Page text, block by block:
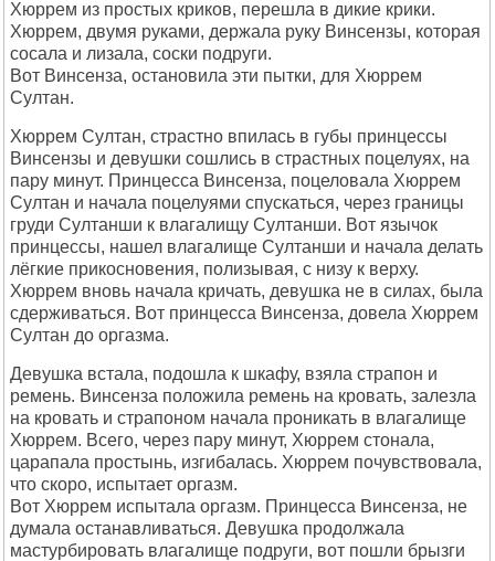
Хюррем из простых криков, перешла в дикие крики.
Хюррем, двумя руками, держала руку Винсензы, которая
сосала и лизала, соски подруги.
Вот Винсенза, остановила эти пытки, для Хюррем
Султан.
Хюррем Султан, страстно впилась в губы принцессы
Винсензы и девушки сошлись в страстных поцелуях, на
пару минут. Принцесса Винсенза, поцеловала Хюррем
Султан и начала поцелуями спускаться, через границы
груди Султанши к влагалищу Султанши. Вот язычок
принцессы, нашел влагалище Султанши и начала делать
лёгкие прикосновения, полизывая, с низу к верху.
Хюррем вновь начала кричать, девушка не в силах, была
сдерживаться. Вот принцесса Винсенза, довела Хюррем
Султан до оргазма.
Девушка встала, подошла к шкафу, взяла страпон и
ремень. Винсенза положила ремень на кровать, залезла
на кровать и страпоном начала проникать в влагалище
Хюррем. Всего, через пару минут, Хюррем стонала,
царапала простынь, изгибалась. Хюррем почувствовала,
что скоро, испытает оргазм.
Вот Хюррем испытала оргазм. Принцесса Винсенза, не
думала останавливаться. Девушка продолжала
мастурбировать влагалище подруги, вот пошли брызги